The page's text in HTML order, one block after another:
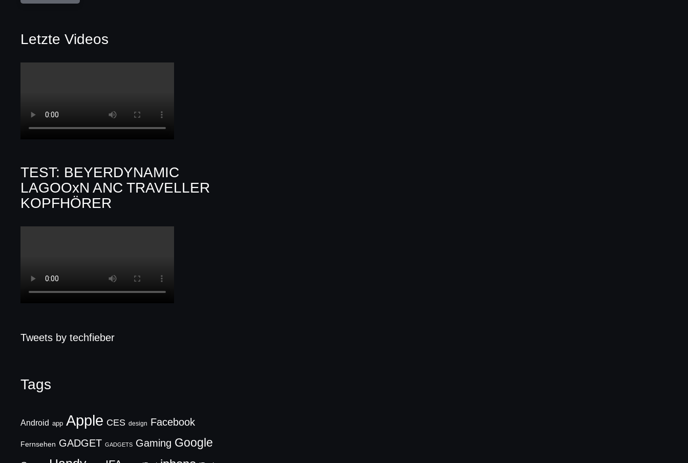
Letzte Videos
TEST: BEYERDYNAMIC
LAGOOxN ANC TRAVELLER
KOPFHÖRER
Tweets by techfieber
Tags
Android app Apple CES design Facebook
Fernsehen GADGET GADGETS Gaming Google